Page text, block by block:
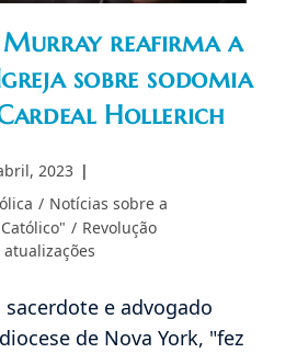
Murray reafirma a
sobre sodomia
Hollerich
2023
/ Notícias sobre a
/ Revolução
sacerdote e advogado
de Nova York, "fez